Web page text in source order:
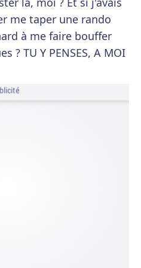
me taper une rando
à me faire bouffer
? TU Y PENSES, A MOI